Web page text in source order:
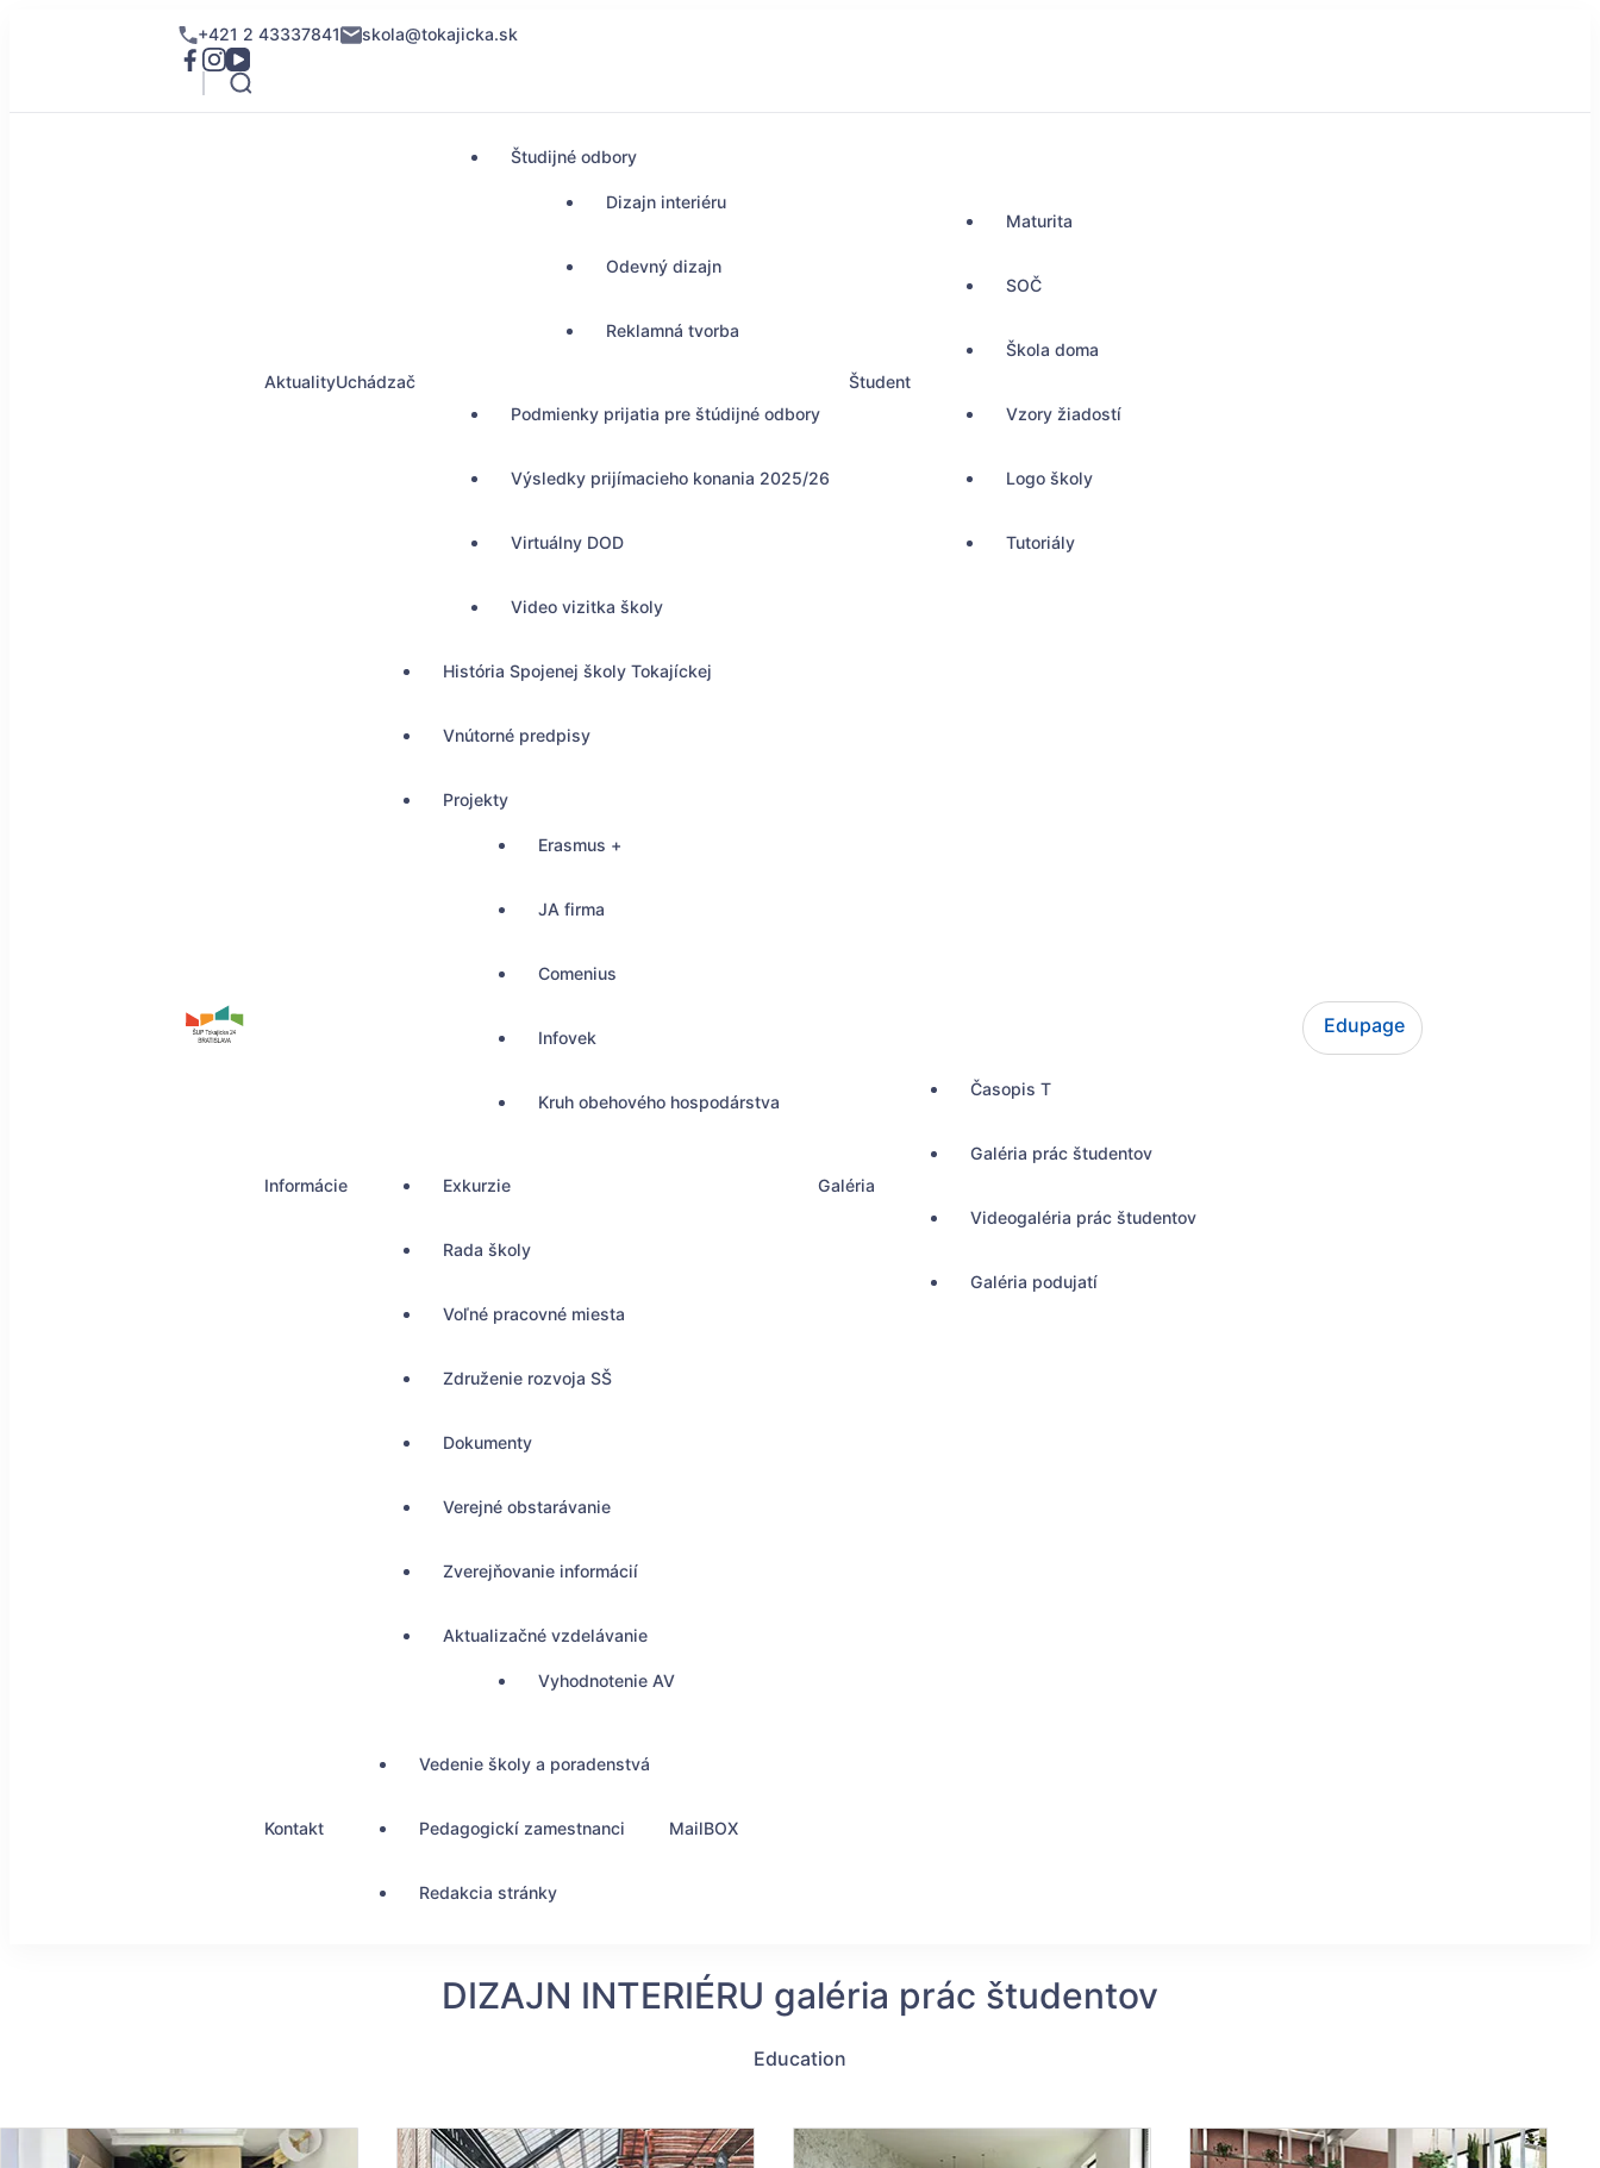
+421 2 43337841 skola@tokajicka.sk
ŠUP Tokajícka 24, Bratislava
AktualityUchádzač
Študijné odbory
Dizajn interiéru
Odevný dizajn
Reklamná tvorba
Podmienky prijatia pre štúdijné odbory
Výsledky prijímacieho konania 2025/26
Virtuálny DOD
Video vizitka školy
Študent
Maturita
SOČ
Škola doma
Vzory žiadostí
Logo školy
Tutoriály
Informácie
História Spojenej školy Tokajíckej
Vnútorné predpisy
Projekty
Erasmus +
JA firma
Comenius
Infovek
Kruh obehového hospodárstva
Exkurzie
Rada školy
Voľné pracovné miesta
Združenie rozvoja SŠ
Dokumenty
Verejné obstarávanie
Zverejňovanie informácií
Aktualizačné vzdelávanie
Vyhodnotenie AV
Galéria
Časopis T
Galéria prác študentov
Videogaléria prác študentov
Galéria podujatí
Kontakt
Vedenie školy a poradenstvá
Pedagogickí zamestnanci
Redakcia stránky
MailBOX
Edupage
DIZAJN INTERIÉRU galéria prác študentov
Education